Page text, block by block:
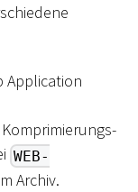
Application
WEB-
Archiv.